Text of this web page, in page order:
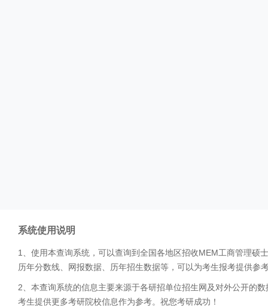
系统使用说明
1、使用本查询系统，可以查询到全国各地区招收MEM工商管理硕
历年分数线、网报数据、历年招生数据等，可以为考生报考提供参
2、本查询系统的信息主要来源于各研招单位招生网及对外公开的
考生提供更多考研院校信息作为参考。祝您考研成功！